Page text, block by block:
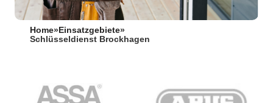
Home» Einsatzgebiete»
Schlüsseldienst Brockhagen